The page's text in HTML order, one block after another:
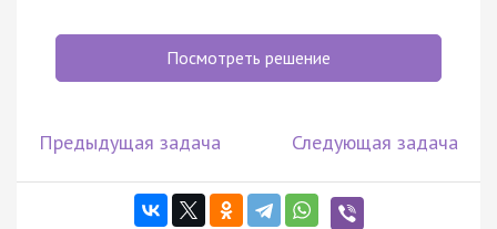
Посмотреть решение
Предыдущая задача Следующая задача